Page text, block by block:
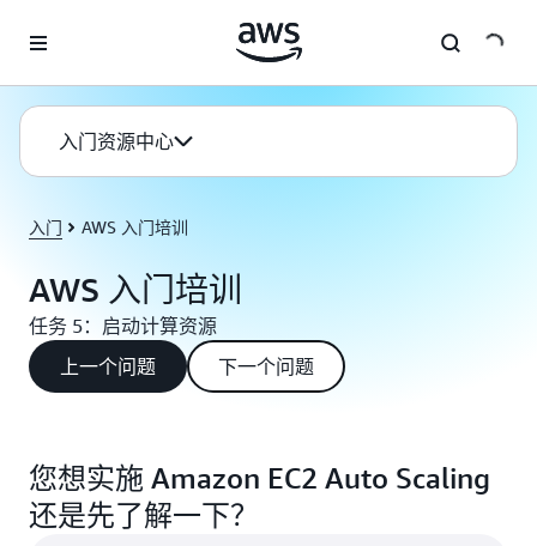
入门资源中心
入门 AWS 入门培训
AWS 入门培训
任务 5：启动计算资源
上一个问题
下一个问题
您想实施 Amazon EC2 Auto Scaling
还是先了解一下？